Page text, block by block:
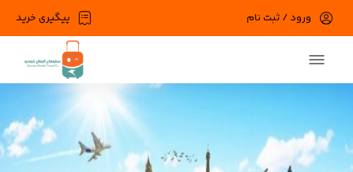
پیگیری خرید ورود / ثبت نام